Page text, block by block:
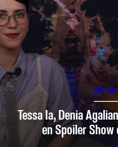
SPOILER
Tessa Ia, Denia
en Spoiler Show